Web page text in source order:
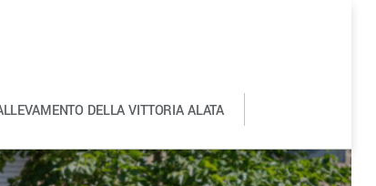
DELLA VITTORIA ALATA
0